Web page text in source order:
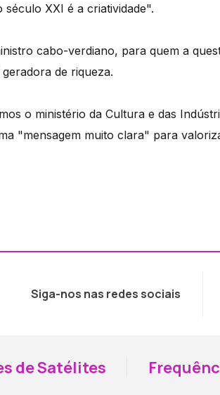
XXI é a criatividade".
cabo-verdiano, para quem a
de riqueza.
o ministério da Cultura e das
"mensagem muito clara" para
Siga-nos nas redes sociais
de Satélites